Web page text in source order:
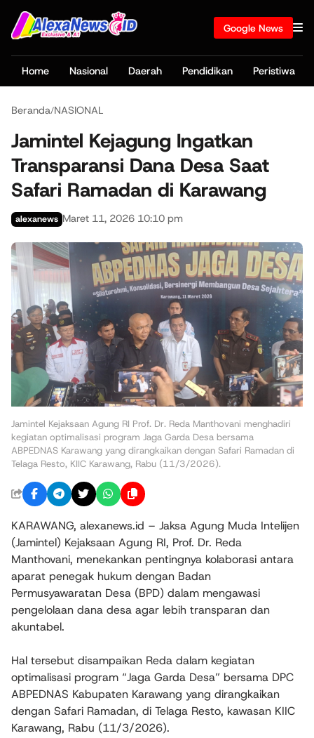
Google News
Home Nasional Daerah Pendidikan Peristiwa
Beranda/NASIONAL
Jamintel Kejagung Ingatkan
Transparansi Dana Desa Saat
Safari Ramadan di Karawang
alexanews Maret 11, 2026 10:10 pm
Jamintel Kejaksaan Agung RI Prof. Dr. Reda Manthovani menghadiri
kegiatan optimalisasi program Jaga Garda Desa bersama
ABPEDNAS Karawang yang dirangkaikan dengan Safari Ramadan di
Telaga Resto, KIIC Karawang, Rabu (11/3/2026).
KARAWANG, alexanews.id – Jaksa Agung Muda Intelijen
(Jamintel) Kejaksaan Agung RI, Prof. Dr. Reda
Manthovani, menekankan pentingnya kolaborasi antara
aparat penegak hukum dengan Badan
Permusyawaratan Desa (BPD) dalam mengawasi
pengelolaan dana desa agar lebih transparan dan
akuntabel.
Hal tersebut disampaikan Reda dalam kegiatan
optimalisasi program “Jaga Garda Desa” bersama DPC
ABPEDNAS Kabupaten Karawang yang dirangkaikan
dengan Safari Ramadan, di Telaga Resto, kawasan KIIC
Karawang, Rabu (11/3/2026).